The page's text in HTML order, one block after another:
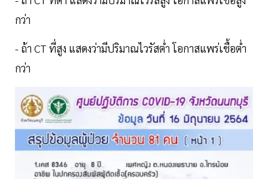
กว่า
- ถ้า CT ที่สูง แสดงว่ามีปริมาณไวรัสต่ำ โอกาสแพร่เชื้อต่ำ
กว่า